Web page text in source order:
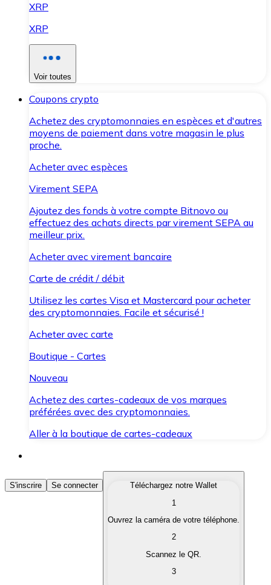
XRP
XRP
Voir toutes
Coupons crypto
Achetez des cryptomonnaies en espèces et d'autres
moyens de paiement dans votre magasin le plus
proche.
Acheter avec espèces
Virement SEPA
Ajoutez des fonds à votre compte Bitnovo ou
effectuez des achats directs par virement SEPA au
meilleur prix.
Acheter avec virement bancaire
Carte de crédit / débit
Utilisez les cartes Visa et Mastercard pour acheter
des cryptomonnaies. Facile et sécurisé !
Acheter avec carte
Boutique - Cartes
Nouveau
Achetez des cartes-cadeaux de vos marques
préférées avec des cryptomonnaies.
Aller à la boutique de cartes-cadeaux
Acheter des Cryptomonnaies
Achetez les cryptomonnaies qui vous intéressent
Convertissez vos cryptomonnaies en monnaie
S'inscrire Se connecter
Téléchargez notre Wallet
1
Ouvrez la caméra de votre téléphone.
2
Scannez le QR.
3